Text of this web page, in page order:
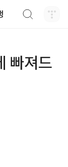
빠져드